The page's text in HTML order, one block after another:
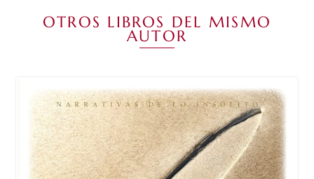
OTROS LIBROS DEL MISMO
AUTOR